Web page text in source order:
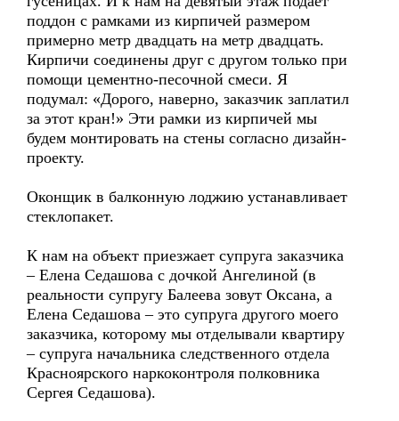
поддон с рамками из кирпичей размером
примерно метр двадцать на метр двадцать.
Кирпичи соединены друг с другом только при
помощи цементно-песочной смеси. Я
подумал: «Дорого, наверно, заказчик заплатил
за этот кран!» Эти рамки из кирпичей мы
будем монтировать на стены согласно дизайн-
проекту.
Оконщик в балконную лоджию устанавливает
стеклопакет.
К нам на объект приезжает супруга заказчика
– Елена Седашова с дочкой Ангелиной (в
реальности супругу Балеева зовут Оксана, а
Елена Седашова – это супруга другого моего
заказчика, которому мы отделывали квартиру
– супруга начальника следственного отдела
Красноярского наркоконтроля полковника
Сергея Седашова).